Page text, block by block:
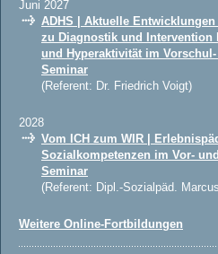
Juni 2027
ADHS | Aktuelle
zu Diagnostik und Intervention
und Hyperaktivität im
Seminar
(Referent: Dr. Friedrich Voigt)
2028
Vom ICH zum WIR |
Sozialkompetenzen im Vor-
Seminar
(Referent: Dipl.-Sozialpäd.
Weitere Online-Fortbildungen